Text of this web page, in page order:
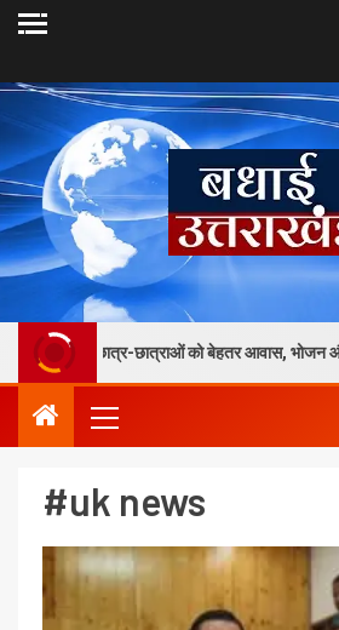
को बेहतर आवास, भोजन और गुणवत्तापूर्ण शैक्षणिक
#uk news